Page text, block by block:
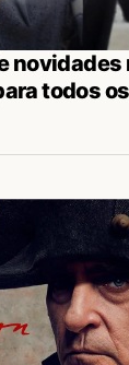
novidades
todos